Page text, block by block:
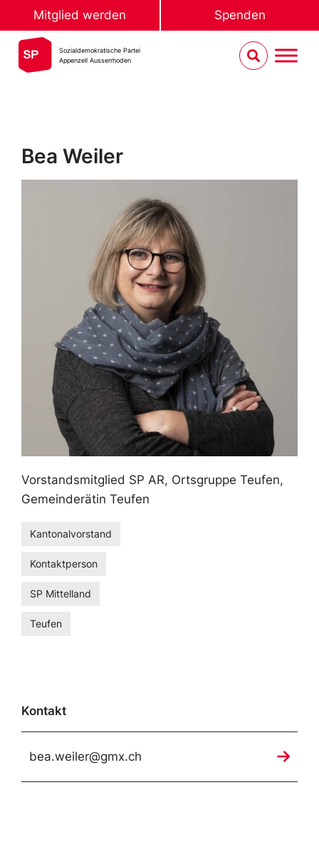
Mitglied werden Spenden
Sozialdemokratische Partei
Appenzell Ausserrhoden
Bea Weiler
Vorstandsmitglied SP AR, Ortsgruppe Teufen,
Gemeinderätin Teufen
Kantonalvorstand
Kontaktperson
SP Mittelland
Teufen
Kontakt
bea.weiler@gmx.ch